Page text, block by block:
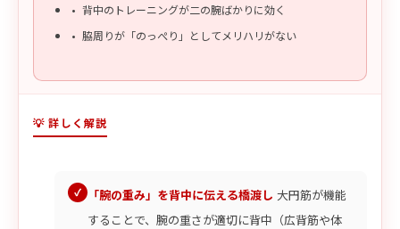
背中のトレーニングが二の腕ばかりに効く
脇周りが「のっぺり」としてメリハリがない
💡 詳しく解説
「腕の重み」を背中に伝える橋渡し 大円筋が機能
することで、腕の重さが適切に背中（広背筋や体